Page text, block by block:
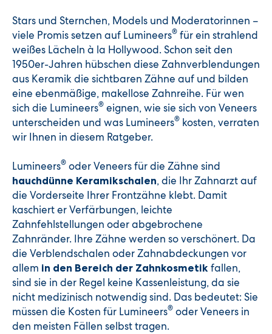
Stars und Sternchen, Models und Moderatorinnen –
viele Promis setzen auf Lumineers® für ein strahlend
weißes Lächeln à la Hollywood. Schon seit den
1950er-Jahren hübschen diese Zahnverblendungen
aus Keramik die sichtbaren Zähne auf und bilden
eine ebenmäßige, makellose Zahnreihe. Für wen
sich die Lumineers® eignen, wie sie sich von Veneers
unterscheiden und was Lumineers® kosten, verraten
wir Ihnen in diesem Ratgeber.
Lumineers® oder Veneers für die Zähne sind
hauchdünne Keramikschalen, die Ihr Zahnarzt auf
die Vorderseite Ihrer Frontzähne klebt. Damit
kaschiert er Verfärbungen, leichte
Zahnfehlstellungen oder abgebrochene
Zahnränder. Ihre Zähne werden so verschönert. Da
die Verblendschalen oder Zahnabdeckungen vor
allem in den Bereich der Zahnkosmetik fallen,
sind sie in der Regel keine Kassenleistung, da sie
nicht medizinisch notwendig sind. Das bedeutet: Sie
müssen die Kosten für Lumineers® oder Veneers in
den meisten Fällen selbst tragen.